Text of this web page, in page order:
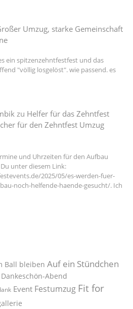
Umzug, starke Gemeinschaft
ein spitzenzehntfestfest und das
"völlig losgelöst". wie passend. es
zu Helfer für das Zehntfest
für den Zehntfest Umzug
und Uhrzeiten für den Aufbau
unter diesem Link:
2025/05/es-werden-fuer-
noch-helfende-haende-gesucht/. Ich
Ball bleiben Auf ein Stündchen
Dankeschön-Abend
Event Festumzug Fit for